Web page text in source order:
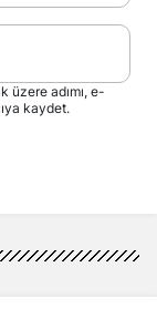
üzere adımı, e-
kaydet.